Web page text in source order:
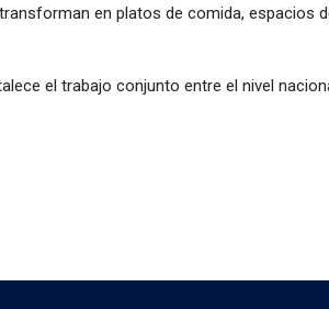
en platos de comida, espacios
el trabajo conjunto entre el nivel